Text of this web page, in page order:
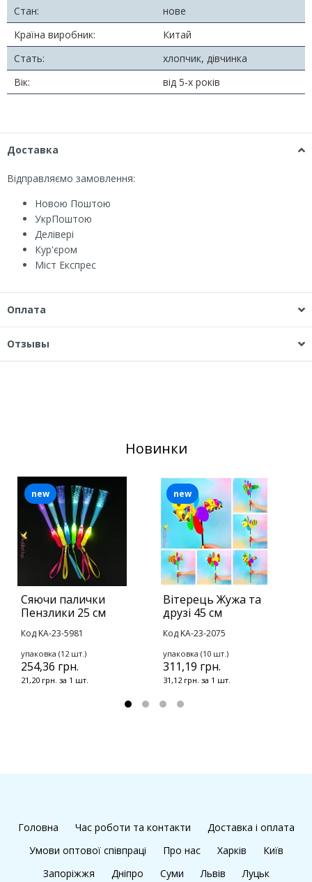
Стан:
нове
Країна виробник:
Китай
Стать:
хлопчик, дівчинка
Вік:
від 5-х років
Доставка
Відправляємо замовлення:
Новою Поштою
УкрПоштою
Делівері
Кур'єром
Міст Експрес
Оплата
Отзывы
Новинки
Сяючи палички
Пензлики 25 см
Код KA-23-5981
упаковка (12 шт.)
254,36 грн.
21,20 грн. за 1 шт.
new
Вітерець Жужа та
друзі 45 см
Код KA-23-2075
упаковка (10 шт.)
311,19 грн.
31,12 грн. за 1 шт.
new
Головна Час роботи та контакти
Доставка і оплата
Умови оптової співпраці
Про нас Харків
Київ
Запоріжжя
Дніпро Суми Львів Луцьк